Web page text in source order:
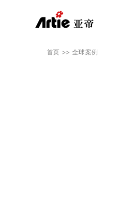
首页 >> 全球案例